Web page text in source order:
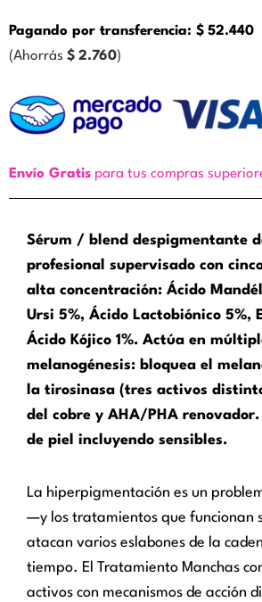
Pagando por transferencia: $ 52.440
(Ahorrás $ 2.760)
Envío Gratis para tus compras
Sérum / blend despigmentante
profesional supervisado con
alta concentración: Ácido
Ursi 5%, Ácido Lactobiónico 5%,
Ácido Kójico 1%. Actúa en
melanogénesis: bloquea el
la tirosinasa (tres activos
del cobre y AHA/PHA
de piel incluyendo sensibles.
La hiperpigmentación es un
—y los tratamientos que funcionan
atacan varios eslabones de la
tiempo. El Tratamiento Manchas
activos con mecanismos de acción